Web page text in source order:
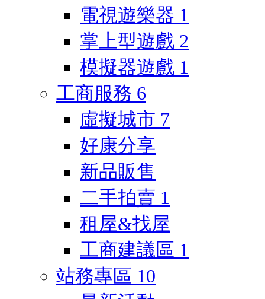
電視遊樂器 1
掌上型遊戲 2
模擬器遊戲 1
工商服務 6
虛擬城市 7
好康分享
新品販售
二手拍賣 1
租屋&找屋
工商建議區 1
站務專區 10